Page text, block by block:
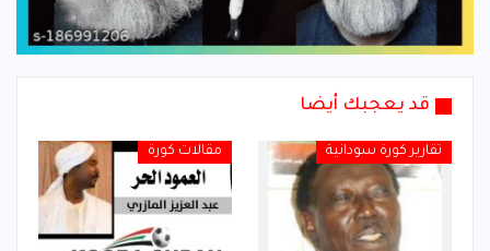
قد يعجبك أيضا
تقارير كورة سودانية مقالات كورة